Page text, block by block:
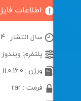
اطلاعات فایل
سال انتشار : 2024
پلتفرم: ویندوز
ورژن : 11.0.16.0
فرمت : rar